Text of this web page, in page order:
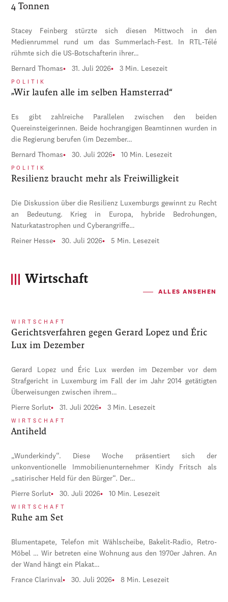
4 Tonnen
Stacey Feinberg stürzte sich diesen Mittwoch in den
Medienrummel rund um das Summerlach-Fest. In RTL-Télé
rühmte sich die US-Botschafterin ihrer…
Bernard Thomas 31. Juli 2026 3 Min. Lesezeit
POLITIK
„Wir laufen alle im selben Hamsterrad“
Es gibt zahlreiche Parallelen zwischen den beiden
Quereinsteigerinnen. Beide hochrangigen Beamtinnen wurden in
die Regierung berufen (im Dezember…
Bernard Thomas 30. Juli 2026 10 Min. Lesezeit
POLITIK
Resilienz braucht mehr als Freiwilligkeit
Die Diskussion über die Resilienz Luxemburgs gewinnt zu Recht
an Bedeutung. Krieg in Europa, hybride Bedrohungen,
Naturkatastrophen und Cyberangriffe…
Reiner Hesse 30. Juli 2026 5 Min. Lesezeit
Wirtschaft
ALLES ANSEHEN
WIRTSCHAFT
Gerichtsverfahren gegen Gerard Lopez und Éric
Lux im Dezember
Gerard Lopez und Éric Lux werden im Dezember vor dem
Strafgericht in Luxemburg im Fall der im Jahr 2014 getätigten
Überweisungen zwischen ihrem…
Pierre Sorlut 31. Juli 2026 3 Min. Lesezeit
WIRTSCHAFT
Antiheld
„Wunderkindy“. Diese Woche präsentiert sich der
unkonventionelle Immobilienunternehmer Kindy Fritsch als
„satirischer Held für den Bürger“. Der…
Pierre Sorlut 30. Juli 2026 10 Min. Lesezeit
WIRTSCHAFT
Ruhe am Set
Blumentapete, Telefon mit Wählscheibe, Bakelit-Radio, Retro-
Möbel … Wir betreten eine Wohnung aus den 1970er Jahren. An
der Wand hängt ein Plakat…
France Clarinval 30. Juli 2026 8 Min. Lesezeit